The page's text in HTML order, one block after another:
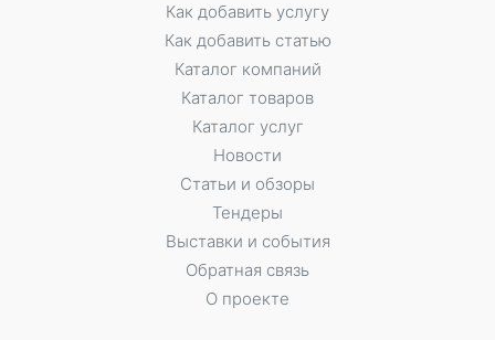
Как добавить услугу
Как добавить статью
Каталог компаний
Каталог товаров
Каталог услуг
Новости
Статьи и обзоры
Тендеры
Выставки и события
Обратная связь
О проекте